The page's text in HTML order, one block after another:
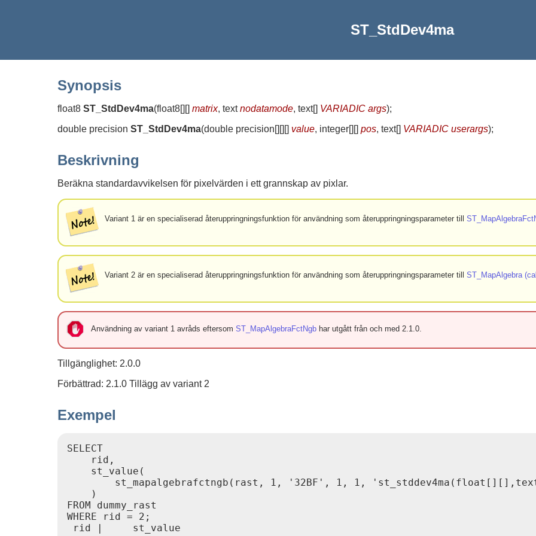
ST_StdDev4ma
Synopsis
float8 ST_StdDev4ma(float8[][] matrix, textnodatamode, text[] VARIADIC args);
double precision ST_StdDev4ma(double precision[][][] value, integer[][] pos, text[] VARIADIC userargs);
Beskrivning
Beräkna standardavvikelsen för pixelvärden i ett grannskap av pixlar.
Variant 1 är en specialiserad återuppringningsfunktion för användning som återuppringningsparameter till
Variant 2 är en specialiserad återuppringningsfunktion för användning som återuppringningsparameter tillST_MapAlgebra
Användning av variant 1 avråds eftersomST_MapAlgebraFctNgb har utgått från och med 2.1.0.
Tillgänglighet: 2.0.0
Förbättrad: 2.1.0 Tillägg av variant 2
Exempel
SELECT
    rid,
    st_value(
st_mapalgebrafctngb(rast, 1, '32BF', 1, 1,
    )
FROM dummy_rast
WHERE rid = 2;
rid |     st_value